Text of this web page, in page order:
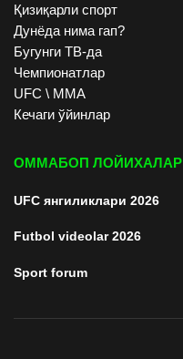
Қизиқарли спорт
Дунёда нима гап?
Бугунги ТВ-да
Чемпионатлар
UFC \ ММА
Кечаги ўйинлар
ОММАБОП ЛОЙИХАЛАР
UFC янгиликлари 2026
Futbol videolar 2026
Sport forum